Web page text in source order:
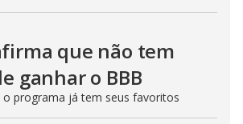
que não tem
ganhar o BBB
programa já tem seus favoritos